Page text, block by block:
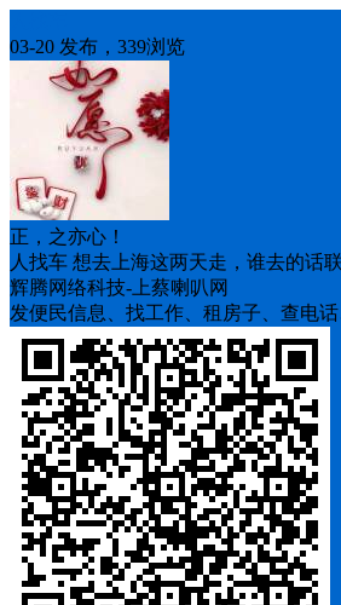
03-20 发布，339浏览
正，之亦心！
人找车 想去上海这两天走，谁去的话
辉腾网络科技-上蔡喇叭网
发便民信息、找工作、租房子、查电话